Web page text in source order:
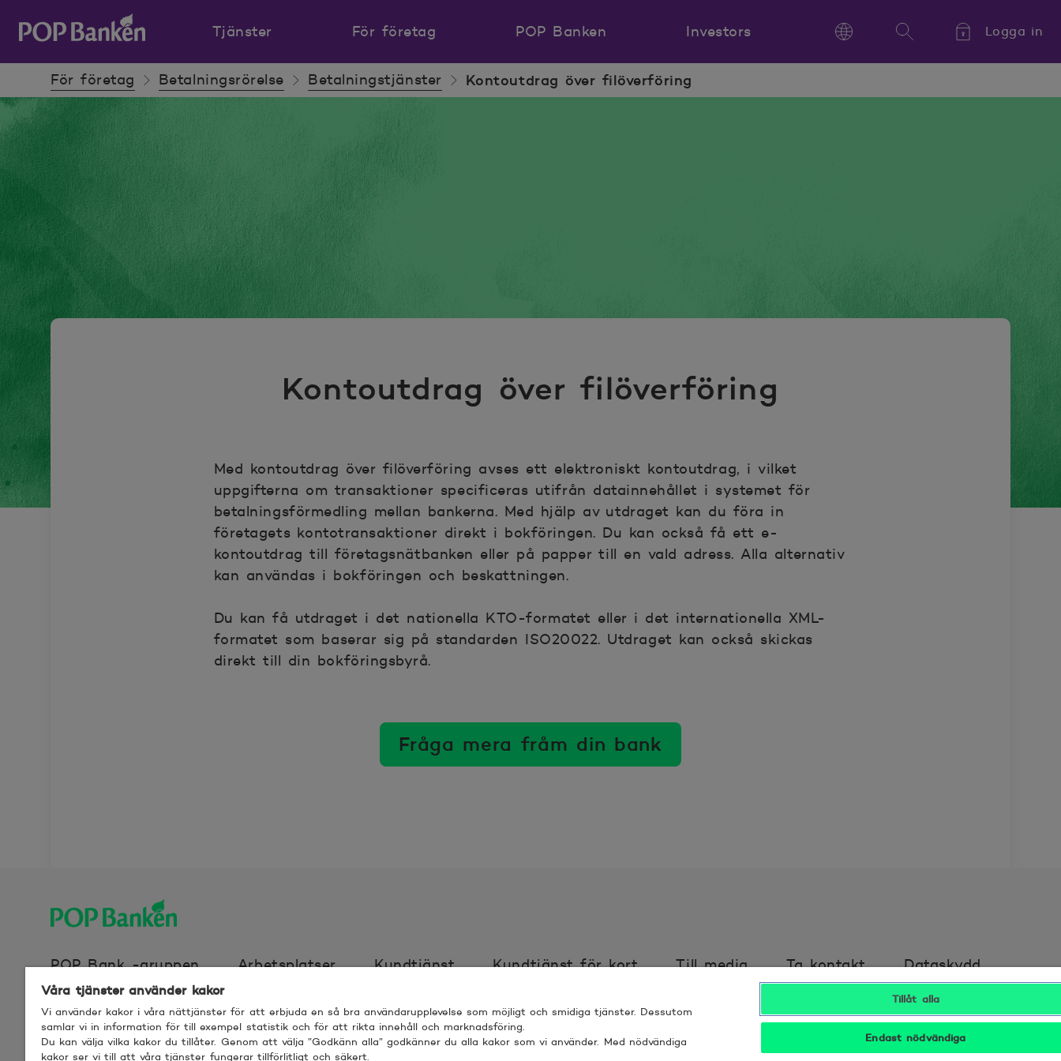
POP banken, till hemsidan
Tjänster För företag POP Banken
Investors
Kieli,
Language Sök
Logga in
För företag Betalningsrörelse Betalningstjänster Kontoutdrag över filöverföring
Kontoutdrag över filöverföring
Med kontoutdrag över filöverföring avses ett elektroniskt kontoutdrag, i vilket
uppgifterna om transaktioner specificeras utifrån datainnehållet i systemet för
betalningsförmedling mellan bankerna. Med hjälp av utdraget kan du föra in
företagets kontotransaktioner direkt i bokföringen. Du kan också få ett e-
kontoutdrag till företagsnätbanken eller på papper till en vald adress. Alla alternativ
kan användas i bokföringen och beskattningen.
Du kan få utdraget i det nationella KTO-formatet eller i det internationella XML-
formatet som baserar sig på standarden ISO20022. Utdraget kan också skickas
direkt till din bokföringsbyrå.
Fråga mera fråm din bank
POP Bank -gruppen
Arbetsplatser Kundtjänst Kundtjänst för kort Till media Ta kontakt Dataskydd
Webbplatscookies Användarvillkor för webbplats Villkor Sköt ärenden tryggt Tillgänglighet Bra att veta
Våra tjänster använder kakor
Vi använder kakor i våra nättjänster för att erbjuda en så bra användarupplevelse som möjligt och smidiga tjänster. Dessutom
samlar vi in information för till exempel statistik och för att rikta innehåll och marknadsföring.
Du kan välja vilka kakor du tillåter. Genom att välja ”Godkänn alla” godkänner du alla kakor som vi använder. Med nödvändiga
kakor ser vi till att våra tjänster fungerar tillförlitligt och säkert.
Tillåt alla
Endast nödvändiga